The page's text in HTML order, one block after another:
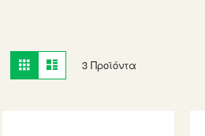
View
as
Grid 3Προϊόντα